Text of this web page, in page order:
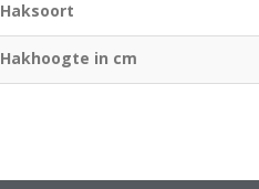
Haksoort
Hakhoogte in cm